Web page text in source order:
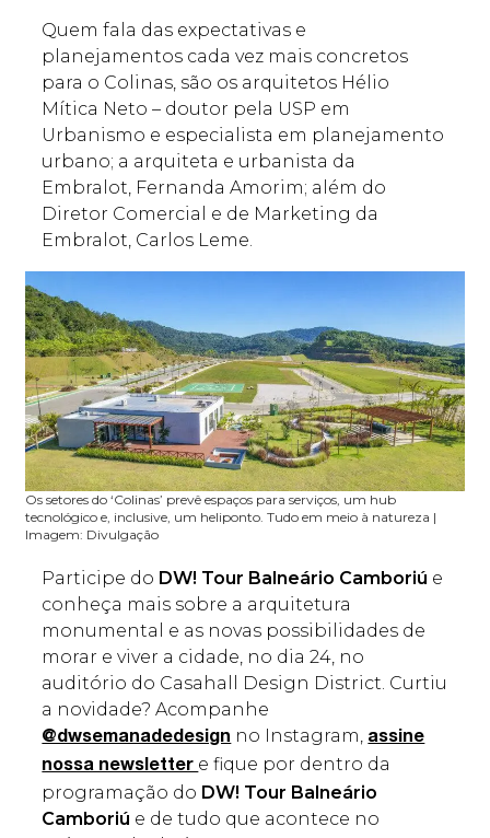
Quem fala das expectativas e
planejamentos cada vez mais concretos
para o Colinas, são os arquitetos Hélio
Mítica Neto – doutor pela USP em
Urbanismo e especialista em planejamento
urbano; a arquiteta e urbanista da
Embralot, Fernanda Amorim; além do
Diretor Comercial e de Marketing da
Embralot, Carlos Leme.
Os setores do ‘Colinas’ prevê espaços para serviços, um hub
tecnológico e, inclusive, um heliponto. Tudo em meio à natureza |
Imagem: Divulgação
Participe do DW! Tour Balneário Camboriú e
conheça mais sobre a arquitetura
monumental e as novas possibilidades de
morar e viver a cidade, no dia 24, no
auditório do Casahall Design District. Curtiu
a novidade? Acompanhe
@dwsemanadedesign no Instagram, assine
nossa newsletter e fique por dentro da
programação do DW! Tour Balneário
Camboriú e de tudo que acontece no